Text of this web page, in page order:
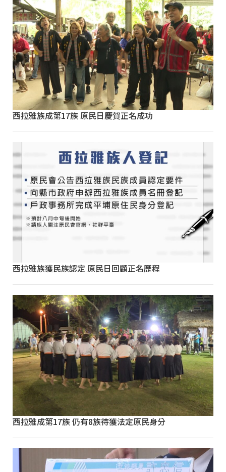
西拉雅族成第17族 原民日慶賀正名成功
西拉雅族獲民族認定 原民日回顧正名歷程
西拉雅成第17族 仍有8族待獲法定原民身分